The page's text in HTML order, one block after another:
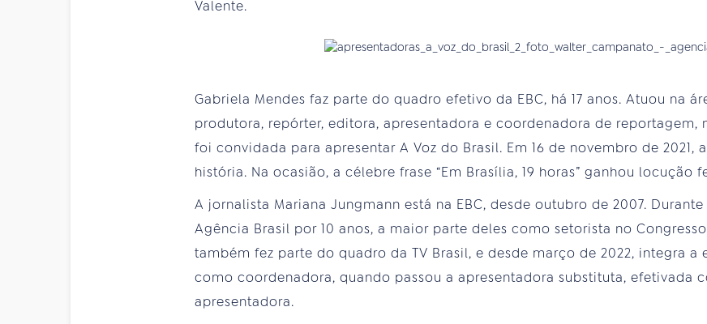
Valente.
Gabriela Mendes faz parte do quadro efetivo da EBC, há 17 anos. Atuou na
produtora, repórter, editora, apresentadora e coordenadora de reportagem,
foi convidada para apresentar A Voz do Brasil. Em 16 de novembro de 2021,
história. Na ocasião, a célebre frase “Em Brasília, 19 horas” ganhou locução
A jornalista Mariana Jungmann está na EBC, desde outubro de 2007.
Agência Brasil por 10 anos, a maior parte deles como setorista no
também fez parte do quadro da TV Brasil, e desde março de 2022, integra a
como coordenadora, quando passou a apresentadora substituta, efetivada
apresentadora.